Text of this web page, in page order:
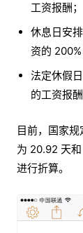
工资报酬；
休息日安
资的 200%
法定休假
的工资报酬
目前，国家
为 20.92 天
进行折算。